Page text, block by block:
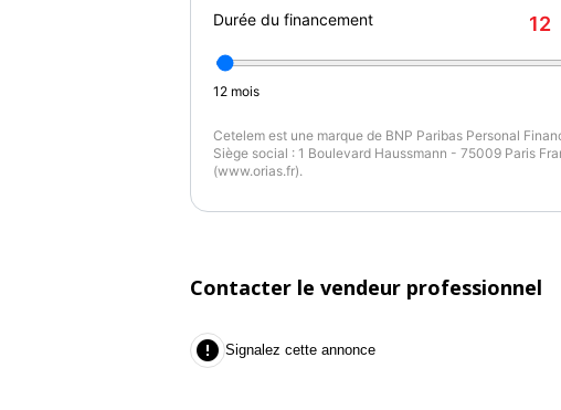
Durée du financement 12
12 mois
Cetelem est une marque de BNP Paribas Personal
Siège social : 1 Boulevard Haussmann - 75009 Paris
(www.orias.fr).
Contacter le vendeur professionnel
 Signalez cette annonce